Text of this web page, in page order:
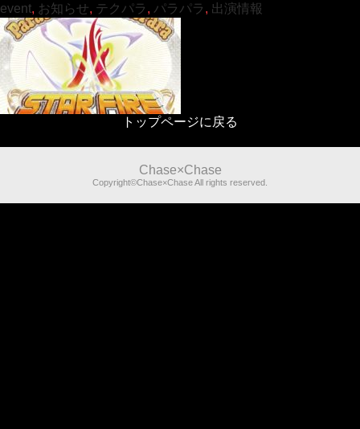
event, お知らせ, テクパラ , パラパラ , 出演情報
トップページに戻る
Chase×Chase
Copyright©Chase×Chase All rights reserved.